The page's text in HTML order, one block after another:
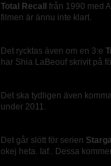
Total Recall
från 1990 med
filmen är ännu inte klart.
Det rycktas även om en 3:e
har Shia LaBeouf skrivit på
Det ska tydligen även
under 2011.
Det går slött för serien
okej heta. Iaf.. Dessa